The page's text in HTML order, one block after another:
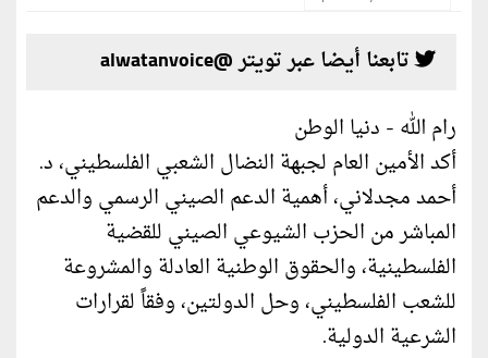
تابعنا أيضا عبر تويتر @alwatanvoice
رام الله - دنيا الوطن
أكد الأمين العام لجبهة النضال الشعبي الفلسطيني، د.
أحمد مجدلاني، أهمية الدعم الصيني الرسمي والدعم
المباشر من الحزب الشيوعي الصيني للقضية
الفلسطينية، والحقوق الوطنية العادلة والمشروعة
للشعب الفلسطيني، وحل الدولتين، وفقاً لقرارات
الشرعية الدولية.